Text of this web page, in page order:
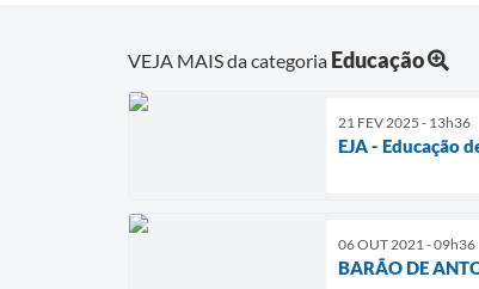
VEJA MAIS da categoria Educação
21 FEV 2025 - 13h36
EJA - Educação
06 OUT 2021 - 09h36
BARÃO DE